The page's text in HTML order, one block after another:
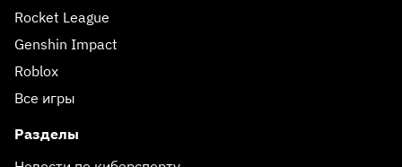
Rocket League
Genshin Impact
Roblox
Все игры
Разделы